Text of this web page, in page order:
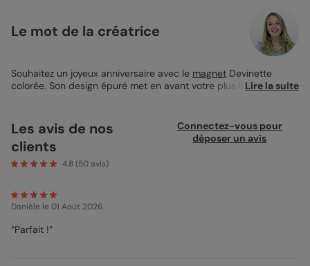
Le mot de la créatrice
Souhaitez un joyeux anniversaire avec le magnet Devinette
colorée. Son design épuré met en avant votre plus belle photo,
surface magnétique pour un souvenir durable. Personnalisable
en un clin d’œil, il est imprimé avec soin pour un rendu éclatant
et élégant.
Lire la suite
Les avis de nos
clients
4.8(50 avis)
Connectez-vous pour
déposer un avis
Danièle le 01 Août 2026
“Parfait !”